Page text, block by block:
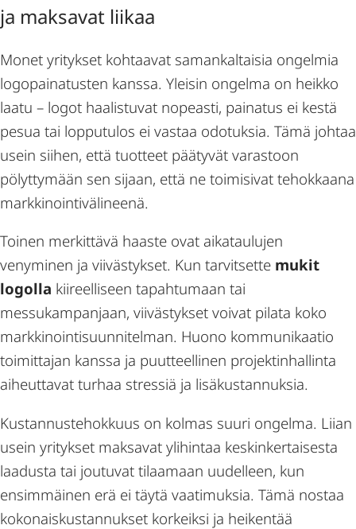
ja maksavat liikaa
Monet yritykset kohtaavat samankaltaisia ongelmia
logopainatusten kanssa. Yleisin ongelma on heikko
laatu – logot haalistuvat nopeasti, painatus ei kestä
pesua tai lopputulos ei vastaa odotuksia. Tämä johtaa
usein siihen, että tuotteet päätyvät varastoon
pölyttymään sen sijaan, että ne toimisivat tehokkaana
markkinointivälineenä.
Toinen merkittävä haaste ovat aikataulujen
venyminen ja viivästykset. Kun tarvitsette mukit
logolla kiireelliseen tapahtumaan tai
messukampanjaan, viivästykset voivat pilata koko
markkinointisuunnitelman. Huono kommunikaatio
toimittajan kanssa ja puutteellinen projektinhallinta
aiheuttavat turhaa stressiä ja lisäkustannuksia.
Kustannustehokkuus on kolmas suuri ongelma. Liian
usein yritykset maksavat ylihintaa keskinkertaisesta
laadusta tai joutuvat tilaamaan uudelleen, kun
ensimmäinen erä ei täytä vaatimuksia. Tämä nostaa
kokonaiskustannukset korkeiksi ja heikentää